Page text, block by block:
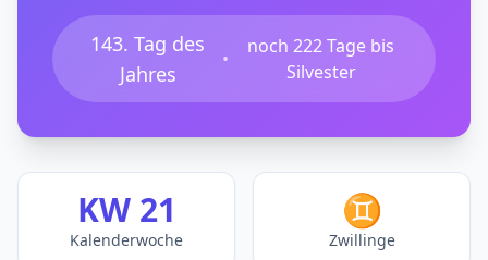
143. Tag des
Jahres
•
noch 222 Tage bis
Silvester
KW 21
Kalenderwoche
♊
Zwillinge